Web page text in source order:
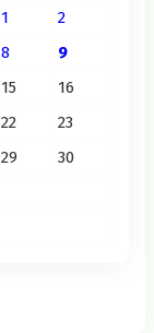
1
2
8
9
15
16
22
23
29
30